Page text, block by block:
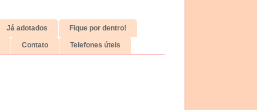
Já adotados Fique por dentro!
Contato Telefones úteis